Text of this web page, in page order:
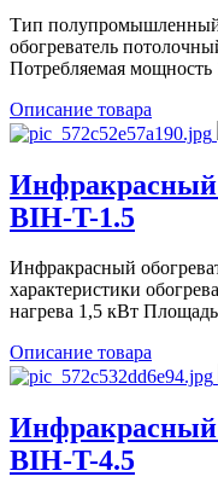
Тип
обогреватель
Потребляемая
Описание товара
Инфракрасный
BIH-T-1.5
Инфракрасный
характеристики
нагрева 1,5 кВт
Описание товара
Инфракрасный
BIH-T-4.5